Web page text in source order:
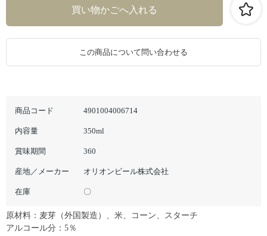
商品コード 4901004006714
内容量 350ml
賞味期間 360
産地／メーカー オリオンビール株式会社
在庫 〇
この商品について問い合わせる
原材料：麦芽（外国製造）、米、コーン、スターチ
アルコール分：5％